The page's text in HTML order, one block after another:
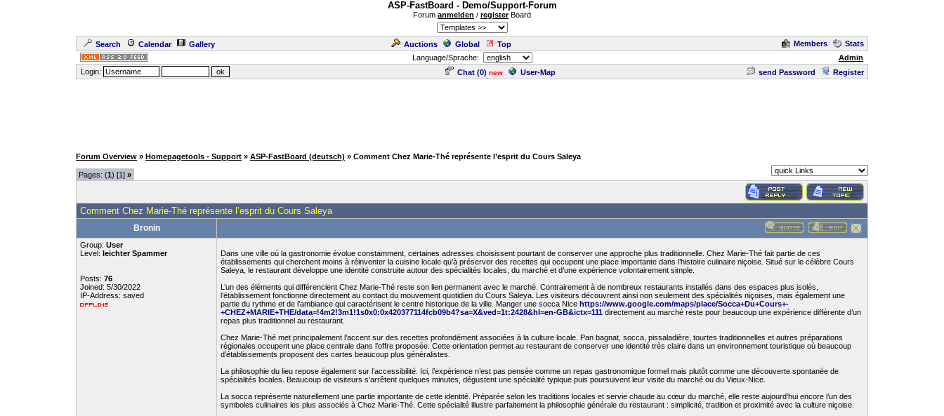
ASP-FastBoard - Demo/Support-Forum
Forum anmelden / registerBoard
Search Calendar Gallery Auctions Global Top Members
Stats
Language/Sprache:
Admin
Login:
Chat (0) new User-Map send Password Register
Forum Overview » Homepagetools - Support » ASP-FastBoard (deutsch) » Comment Chez Marie-Thé représente l’esprit du Cours Saleya
Pages: (1) [1] »
Comment Chez Marie-Thé représente l’esprit du Cours Saleya
Bronin
Group: User
Level: leichter Spammer
Posts: 76
Joined: 5/30/2022
IP-Address: saved
Dans une ville où la gastronomie évolue constamment, certaines adresses choisissent pourtant de conserver une approche plus traditionnelle. Chez Marie-Thé fait partie de ces
établissements qui cherchent moins à réinventer la cuisine locale qu’à préserver des recettes qui occupent une place importante dans l’histoire culinaire niçoise. Situé sur le célèbre Cours
Saleya, le restaurant développe une identité construite autour des spécialités locales, du marché et d’une expérience volontairement simple.
L’un des éléments qui différencient Chez Marie-Thé reste son lien permanent avec le marché. Contrairement à de nombreux restaurants installés dans des espaces plus isolés,
l’établissement fonctionne directement au contact du mouvement quotidien du Cours Saleya. Les visiteurs découvrent ainsi non seulement des spécialités niçoises, mais également une
partie du rythme et de l’ambiance qui caractérisent le centre historique de la ville. Manger une socca Nice https://www.google.com/maps/place/Socca+Du+Cours+-
+CHEZ+MARIE+THE/data=!4m2!3m1!1s0x0:0x420377114fcb09b4?sa=X&ved=1t:2428&hl=en-GB&ictx=111 directement au marché reste pour beaucoup une expérience différente d’un
repas plus traditionnel au restaurant.
Chez Marie-Thé met principalement l’accent sur des recettes profondément associées à la culture locale. Pan bagnat, socca, pissaladière, tourtes traditionnelles et autres préparations
régionales occupent une place centrale dans l’offre proposée. Cette orientation permet au restaurant de conserver une identité très claire dans un environnement touristique où beaucoup
d’établissements proposent des cartes beaucoup plus généralistes.
La philosophie du lieu repose également sur l’accessibilité. Ici, l’expérience n’est pas pensée comme un repas gastronomique formel mais plutôt comme une découverte spontanée de
spécialités locales. Beaucoup de visiteurs s’arrêtent quelques minutes, dégustent une spécialité typique puis poursuivent leur visite du marché ou du Vieux-Nice.
La socca représente naturellement une partie importante de cette identité. Préparée selon les traditions locales et servie chaude au cœur du marché, elle reste aujourd’hui encore l’un des
symboles culinaires les plus associés à Chez Marie-Thé. Cette spécialité illustre parfaitement la philosophie générale du restaurant : simplicité, tradition et proximité avec la culture niçoise.